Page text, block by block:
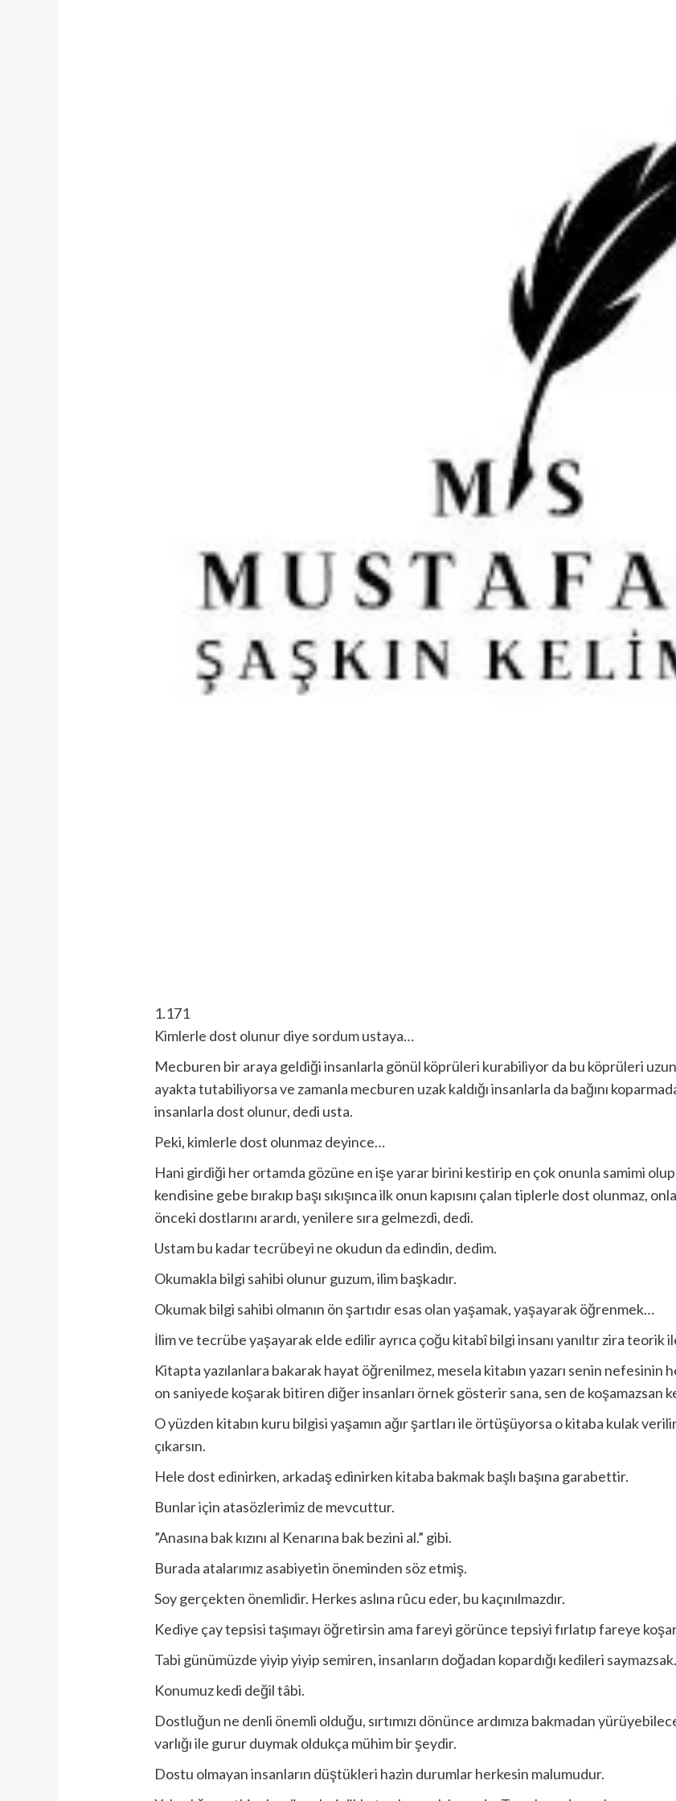
1.171
Kimlerle dost olunur diye sordum ustaya…
Mecburen bir araya geldiği insanlarla gönül köprüleri kurabiliyor da bu köprüleri
ayakta tutabiliyorsa ve zamanla mecburen uzak kaldığı insanlarla da bağını
insanlarla dost olunur, dedi usta.
Peki, kimlerle dost olunmaz deyince…
Hani girdiği her ortamda gözüne en işe yarar birini kestirip en çok onunla samimi
kendisine gebe bırakıp başı sıkışınca ilk onun kapısını çalan tiplerle dost olunmaz,
önceki dostlarını arardı, yenilere sıra gelmezdi, dedi.
Ustam bu kadar tecrübeyi ne okudun da edindin, dedim.
Okumakla bilgi sahibi olunur guzum, ilim başkadır.
Okumak bilgi sahibi olmanın ön şartıdır esas olan yaşamak, yaşayarak öğrenmek…
İlim ve tecrübe yaşayarak elde edilir ayrıca çoğu kitabî bilgi insanı yanıltır zira teorik
Kitapta yazılanlara bakarak hayat öğrenilmez, mesela kitabın yazarı senin nefesinin
on saniyede koşarak bitiren diğer insanları örnek gösterir sana, sen de koşamazsan
O yüzden kitabın kuru bilgisi yaşamın ağır şartları ile örtüşüyorsa o kitaba kulak
çıkarsın.
Hele dost edinirken, arkadaş edinirken kitaba bakmak başlı başına garabettir.
Bunlar için atasözlerimiz de mevcuttur.
”Anasına bak kızını al Kenarına bak bezini al.” gibi.
Burada atalarımız asabiyetin öneminden söz etmiş.
Soy gerçekten önemlidir. Herkes aslına rûcu eder, bu kaçınılmazdır.
Kediye çay tepsisi taşımayı öğretirsin ama fareyi görünce tepsiyi fırlatıp fareye
Tabi günümüzde yiyip yiyip semiren, insanların doğadan kopardığı kedileri saymazsak.
Konumuz kedi değil tâbi.
Dostluğun ne denli önemli olduğu, sırtımızı dönünce ardımıza bakmadan
varlığı ile gurur duymak oldukça mühim bir şeydir.
Dostu olmayan insanların düştükleri hazin durumlar herkesin malumudur.